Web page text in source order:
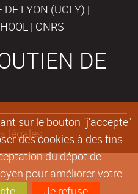
sur le bouton "j'accepte"
des cookies à des fins
du dépot de
pour améliorer votre
Je refuse
LYON (UCLY) |
| CNRS
DE
légales